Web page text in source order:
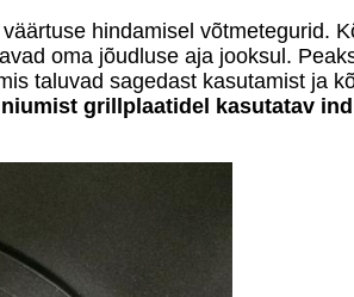
hindamisel võtmetegurid.
oma jõudluse aja jooksul.
taluvad sagedast kasutamist ja
grillplaatidel kasutatav